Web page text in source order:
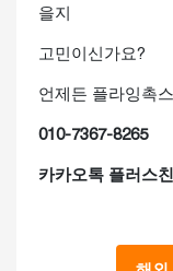
을지
고민이신가요?
언제든 플라잉촉
010-7367-8265
카카오톡 플러스